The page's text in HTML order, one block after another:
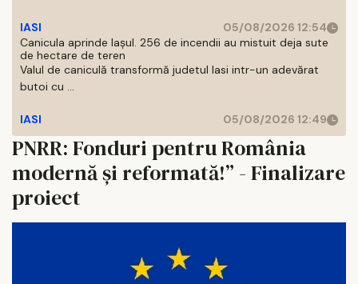
IASI
05/08/2026 12:54
Canicula aprinde Iașul. 256 de incendii au mistuit deja sute
de hectare de teren
Valul de caniculă transformă judetul Iasi intr-un adevărat
butoi cu ...
IASI 05/08/2026 12:49
PNRR: Fonduri pentru România
modernă și reformată!” - Finalizare
proiect